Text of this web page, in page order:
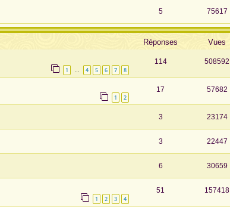
5 75617
Réponses Vues
1 … 4 5 6 7 8
114 508592
1 2
17 57682
3 23174
3 22447
6 30659
1 2 3 4
51 157418